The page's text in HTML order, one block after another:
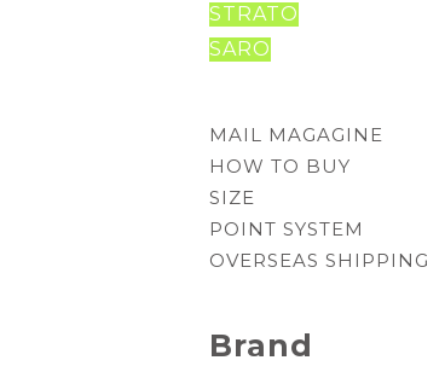
STRATO
SARO
MAIL MAGAGINE
HOW TO BUY
SIZE
POINT SYSTEM
OVERSEAS SHIPPING
Brand